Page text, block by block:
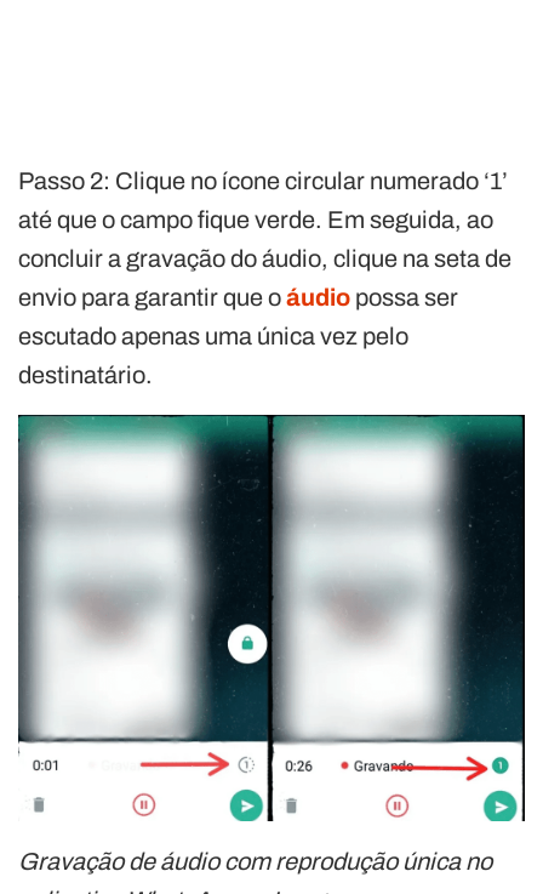
Passo 2: Clique no ícone circular numerado ‘1’
até que o campo fique verde. Em seguida, ao
concluir a gravação do áudio, clique na seta de
envio para garantir que oáudio possa ser
escutado apenas uma única vez pelo
destinatário.
Gravação de áudio com reprodução única no